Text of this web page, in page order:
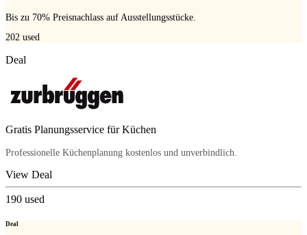
Bis zu 70% Preisnachlass auf Ausstellungsstücke.
202 used
Deal
Gratis Planungsservice für Küchen
Professionelle Küchenplanung kostenlos und unverbindlich.
View Deal
190 used
Deal